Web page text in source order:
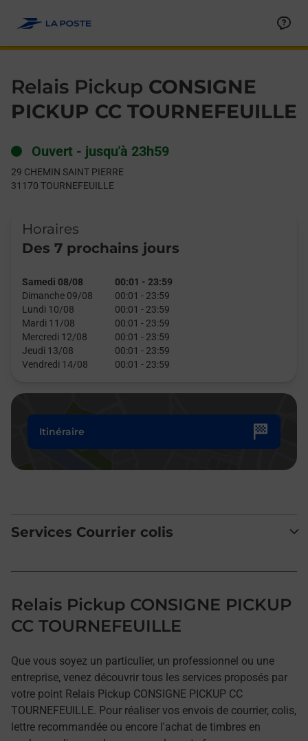
Relais Pickup CONSIGNE
PICKUP CC TOURNEFEUILLE
Ouvert - jusqu'à 23h59
29 CHEMIN SAINT PIERRE
31170 TOURNEFEUILLE
Horaires
Des 7 prochains jours
Samedi 08/08 00:01 - 23:59
Dimanche 09/08
00:01 - 23:59
Lundi 10/08
00:01 - 23:59
Mardi 11/08
00:01 - 23:59
Mercredi 12/08
00:01 - 23:59
Jeudi 13/08
00:01 - 23:59
Vendredi 14/08
00:01 - 23:59
Itinéraire
Services Courrier colis
Relais Pickup CONSIGNE PICKUP
CC TOURNEFEUILLE
Que vous soyez un particulier, un professionnel ou une
entreprise, venez découvrir tous les services proposés par
votre point Relais Pickup CONSIGNE PICKUP CC
TOURNEFEUILLE. Pour réaliser vos envois de courrier, colis,
lettre recommandée ou encore l'achat de timbres en